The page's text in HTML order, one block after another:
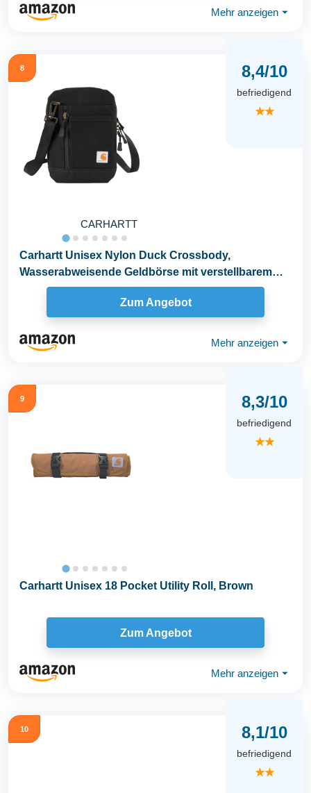
Mehr anzeigen ⏷
8
CARHARTT
8,4/10
befriedigend
★★
Carhartt Unisex Nylon Duck Crossbody,
Wasserabweisende Geldbörse mit verstellbarem
Umhängegurt...
Zum Angebot
Mehr anzeigen ⏷
9 8,3/10
befriedigend
★★
Carhartt Unisex 18 Pocket Utility Roll, Brown
Zum Angebot
Mehr anzeigen ⏷
10 8,1/10
befriedigend
★★